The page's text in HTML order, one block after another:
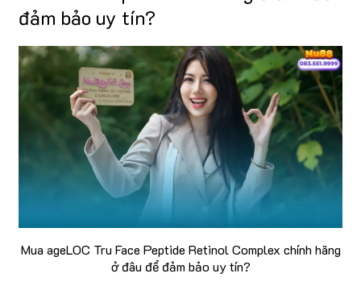
đảm bảo uy tín?
Mua ageLOC Tru Face Peptide Retinol Complex chính hãng
ở đâu để đảm bảo uy tín?